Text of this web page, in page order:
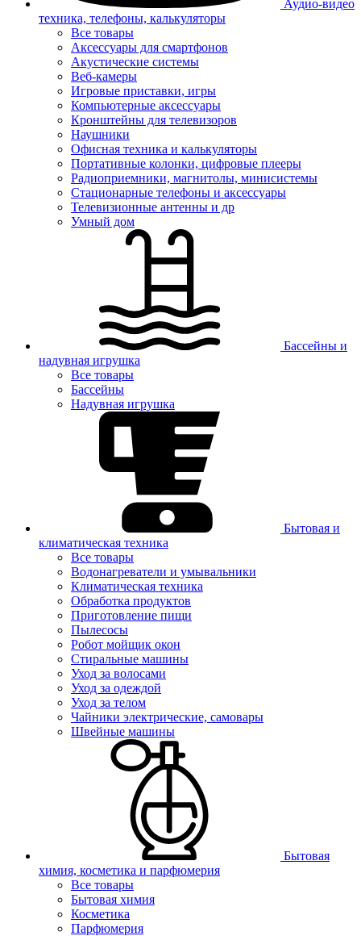
Аудио-видео
техника, телефоны, калькуляторы
Все товары
Аксессуары для смартфонов
Акустические системы
Веб-камеры
Игровые приставки, игры
Компьютерные аксессуары
Кронштейны для телевизоров
Наушники
Офисная техника и калькуляторы
Портативные колонки, цифровые плееры
Радиоприемники, магнитолы, минисистемы
Стационарные телефоны и аксессуары
Телевизионные антенны и др
Умный дом
Бассейны и
надувная игрушка
Все товары
Бассейны
Надувная игрушка
Бытовая и
климатическая техника
Все товары
Водонагреватели и умывальники
Климатическая техника
Обработка продуктов
Приготовление пищи
Пылесосы
Робот мойщик окон
Стиральные машины
Уход за волосами
Уход за одеждой
Уход за телом
Чайники электрические, самовары
Швейные машины
Бытовая
химия, косметика и парфюмерия
Все товары
Бытовая химия
Косметика
Парфюмерия